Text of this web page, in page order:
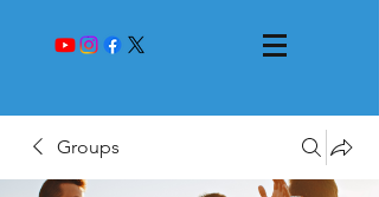
Groups